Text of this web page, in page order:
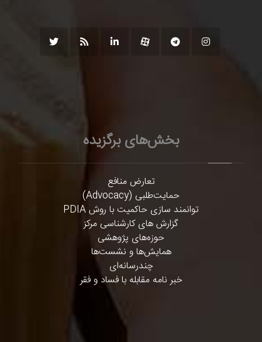
بخش‌های برگزیده
تعارض منافع
حمایت‌طلبی (Advocacy)
توانمند سازی حاکمیت با روش PDIA
گزارش های کارشناسی مرکز
حوزه‌های پژوهشی
همایش‌ها و نشست‌ها
چندرسانه‌ای
خبر نامه مقابله با فساد و فقر